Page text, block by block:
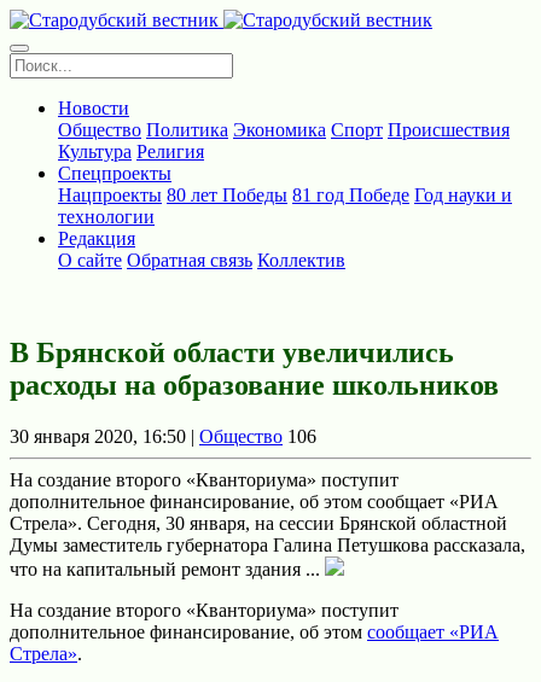
Новости
Общество Политика Экономика Спорт Происшествия
Культура Религия
Спецпроекты
Нацпроекты 80 лет Победы 81 год Победе Год науки и
технологии
Редакция
О сайте Обратная связь Коллектив
В Брянской области увеличились
расходы на образование школьников
30 января 2020, 16:50 | Общество 106
На создание второго «Кванториума» поступит
дополнительное финансирование, об этом сообщает «РИА
Стрела». Сегодня, 30 января, на сессии Брянской областной
Думы заместитель губернатора Галина Петушкова рассказала,
что на капитальный ремонт здания ...
На создание второго «Кванториума» поступит
дополнительное финансирование, об этом сообщает «РИА
Стрела».